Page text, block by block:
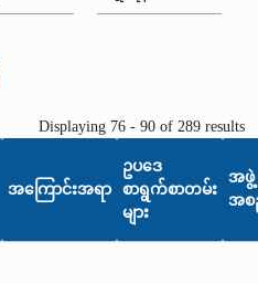
Displaying 76 - 90 of 289 results
အကြောင်းအရာ
ဥပဒေ
စာရွက်စာတမ်း
များ
အဖွဲ့
အစ